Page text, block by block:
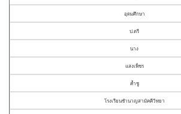
อุดมศึกษา
ป.ตรี
นาง
แสงเพ็ชร
ค้ำชู
โรงเรียนชำนาญสามัคคีวิทยา